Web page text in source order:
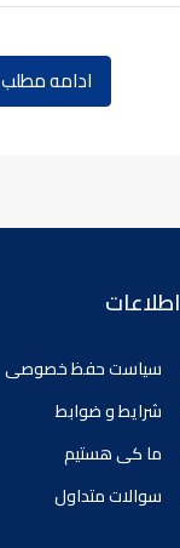
ادامه مطلب
اطلاعات
سیاست حفظ خصوصی
شرایط و ضوابط
ما کی هستیم
سوالات متداول